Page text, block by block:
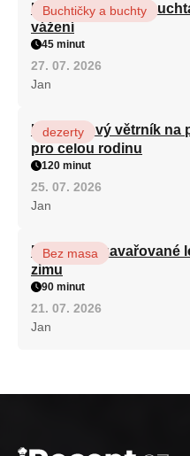
Hrnková maková
vážení
Buchtičky a buchty
45 minut
27. 07. 2026
Jan
Karamelový větrník na
pro celou rodinu
dezerty
120 minut
25. 07. 2026
Jan
Babiččino zavařované
zimu
Bez masa
90 minut
21. 07. 2026
Jan